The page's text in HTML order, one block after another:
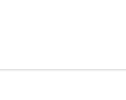
الأزهر تفتح باب التقديم للمدن